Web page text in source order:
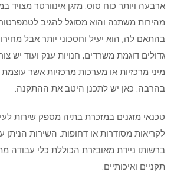
ארבעה ויותר כוח סוס. מזגן אינוורטר מצויד
מהירות משתנה והוא מסוגל להגיב
בהתאם לה, הוא יעיל וחסכוני יותר אבל
גדולים דוגמת משרדים, חנויות ענק ועוד יש
מיני מרכזיות או מערכות מרכזיות אשר
בהרבה. כאן יש לתכנן היטב את ההתקנה.
טכנאי מזגנים במזכרת בתיה מספק שירות
לקריאות מסודרות או דחופות. השירות הניתן
ברשותו ניידת מאובזרת הכוללת כלי עבודה
תקניים ואיכותיים.